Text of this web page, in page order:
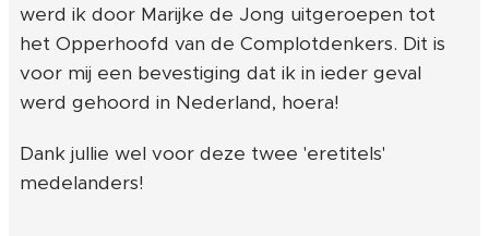
werd ik door Marijke de Jong uitgeroepen tot
het Opperhoofd van de Complotdenkers. Dit is
voor mij een bevestiging dat ik in ieder geval
werd gehoord in Nederland, hoera!
Dank jullie wel voor deze twee 'eretitels'
medelanders!